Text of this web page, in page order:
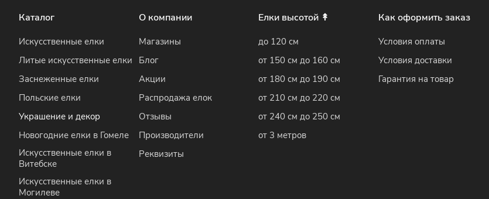
Каталог
Искусственные елки
Литые искусственные елки
Заснеженные елки
Польские елки
Украшение и декор
Новогодние елки в Гомеле
Искусственные елки в
Витебске
Искусственные елки в
Могилеве
О компании
Магазины
Блог
Акции
Распродажа елок
Отзывы
Производители
Реквизиты
Елки высотой ↟
до 120 см
от 150 см до 160 см
от 180 см до 190 см
от 210 см до 220 см
от 240 см до 250 см
от 3 метров
Как оформить заказ
Условия оплаты
Условия доставки
Гарантия на товар